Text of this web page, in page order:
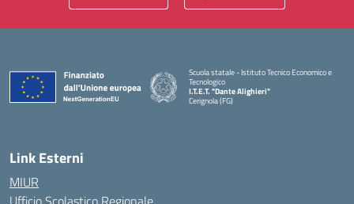
Scuola statale - Istituto Tecnico Economico e
Tecnologico
I.T.E.T. "Dante Alighieri"
Cerignola (FG)
— Visita la pagina iniziale della scuola
Link Esterni
MIUR